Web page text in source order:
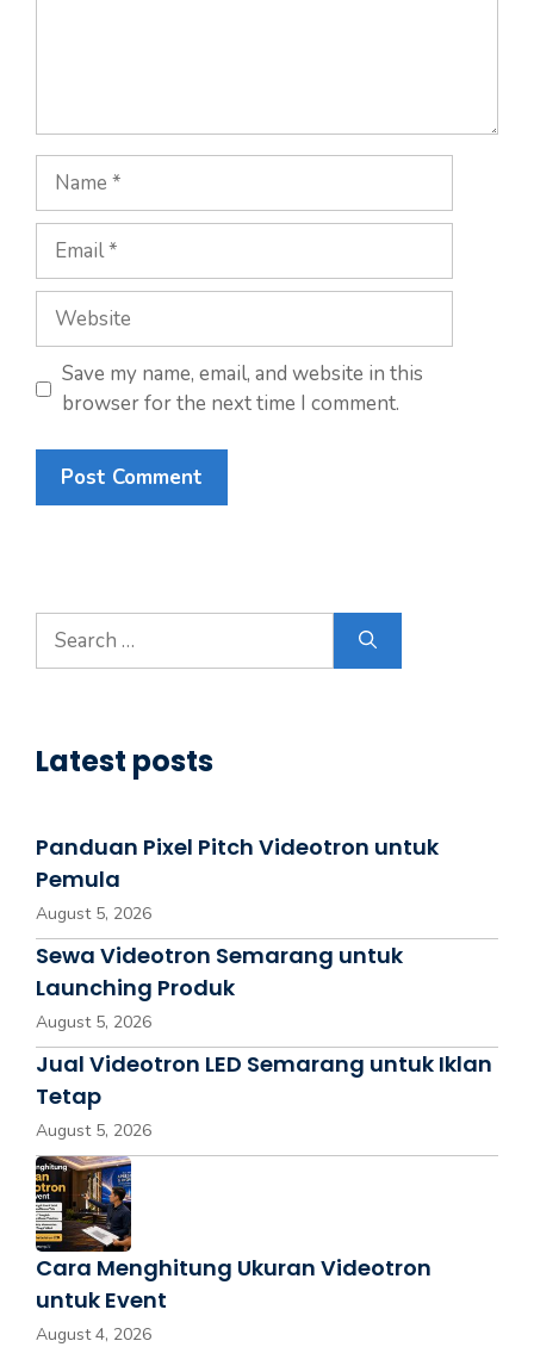
Save my name, email, and website in this
browser for the next time I comment.
Latest posts
Panduan Pixel Pitch Videotron untuk
Pemula
August 5, 2026
Sewa Videotron Semarang untuk
Launching Produk
August 5, 2026
Jual Videotron LED Semarang untuk Iklan
Tetap
August 5, 2026
Cara Menghitung Ukuran Videotron
untuk Event
August 4, 2026